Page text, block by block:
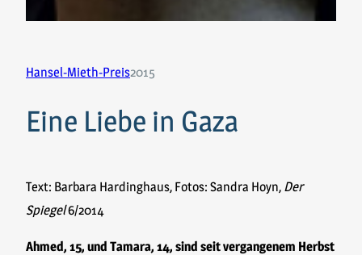
Hansel-Mieth-Preis2015
Eine Liebe in Gaza
Text: Barbara Hardinghaus, Fotos: Sandra Hoyn, Der
Spiegel6/2014
Ahmed, 15, und Tamara, 14, sind seit vergangenem Herbst